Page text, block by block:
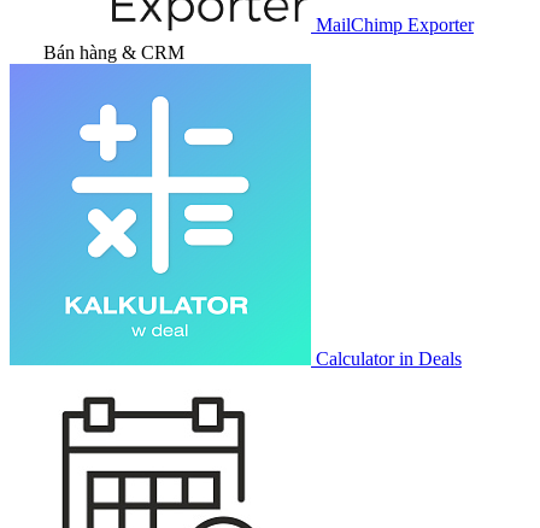
MailChimp Exporter
Bán hàng & CRM
Calculator in Deals